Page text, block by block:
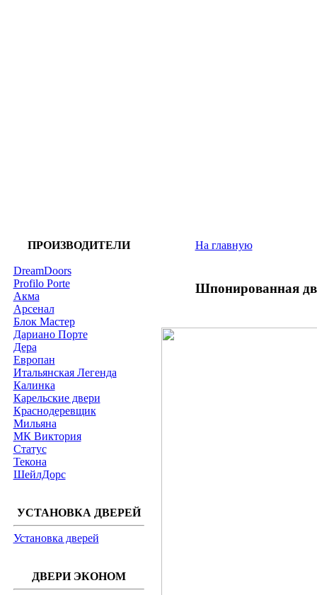
ПРОИЗВОДИТЕЛИ
DreamDoors
Profilo Porte
Акма
Арсенал
Блок Мастер
Дариано Порте
Дера
Европан
Итальянская Легенда
Калинка
Карельские двери
Краснодеревщик
Мильяна
МК Виктория
Статус
Текона
ШейлДорс
УСТАНОВКА ДВЕРЕЙ
Установка дверей
ДВЕРИ ЭКОНОМ
На главную
Шпонированная